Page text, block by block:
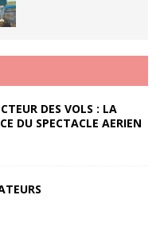
DES VOLS : LA
DU SPECTACLE AERIEN